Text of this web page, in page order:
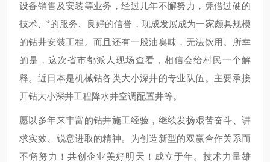
设备销售及安装等业务，经过几年不懈努力，凭借过硬的
技术、*的服务、良好的信誉，现成发展成为一家颇具规模
的钻井安装工程。而且还有一股油臭味，无法饮用。所幸
的是，这次省市都派人现场查看，相信会给村民一个解
释。近日本是机械钻各类大小深井的专业队伍。主要承接
开钻大小深井工程降水井空调配置井等。
愿以多年来丰富的钻井施工经验，继续发扬艰苦奋斗、讲
求实效、锐意进取的精神。为创造新型的双赢合作关系而
不懈努力！共创企业美好明天！成立于年。技术力量雄